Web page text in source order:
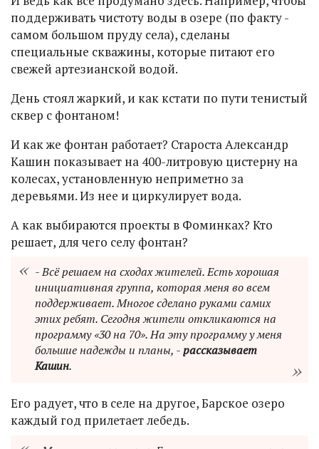
поддерживать чистоту воды в озере (по факту -
самом большом пруду села), сделаны
специальные скважины, которые питают его
свежей артезианской водой.
День стоял жаркий, и как кстати по пути тенистый
сквер с фонтаном!
И как же фонтан работает? Староста Александр
Кашин показывает на 400-литровую цистерну на
колесах, установленную неприметно за
деревьями. Из нее и циркулирует вода.
А как выбираются проекты в Фоминках? Кто
решает, для чего селу фонтан?
- Всё решаем на сходах жителей. Есть хорошая
инициативная группа, которая меня во всем
поддерживает. Многое сделано руками самих
этих ребят. Сегодня жители откликаются на
программу «30 на 70». На эту программу у меня
большие надежды и планы, -рассказывает
Кашин.
Его радует, что в селе на другое, Барское озеро
каждый год прилетает лебедь.